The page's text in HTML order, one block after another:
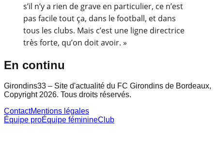
s’il n’y a rien de grave en particulier, ce n’est
pas facile tout ça, dans le football, et dans
tous les clubs. Mais c’est une ligne directrice
très forte, qu’on doit avoir. »
En continu
Girondins33 – Site d'actualité du FC Girondins de Bordeaux,
Copyright 2026. Tous droits réservés.
ContactMentions légales
Équipe proÉquipe féminineClub